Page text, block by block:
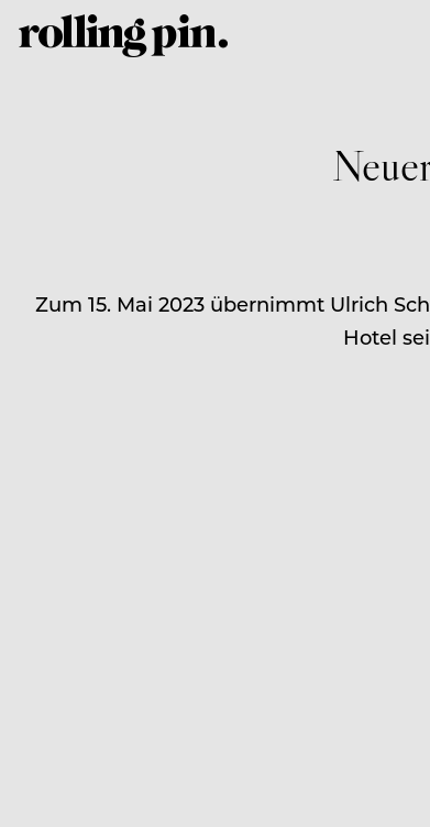
Zum 15. Mai 2023 übernimmt Ulrich
Hotel